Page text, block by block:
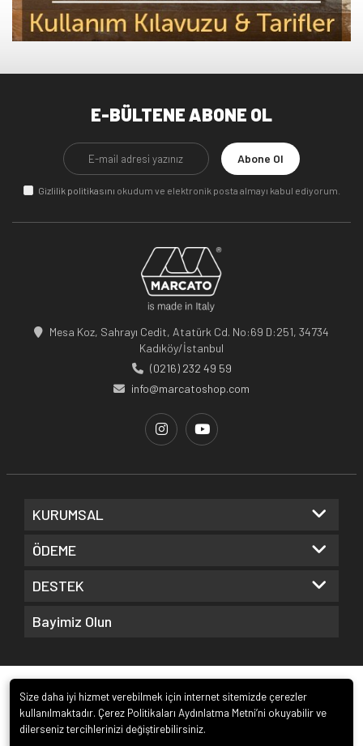
E-BÜLTENE ABONE OL
Abone Ol
Gizlilik politikasını okudum ve elektronik posta almayı kabul ediyorum.
Mesa Koz, Sahrayı Cedit, Atatürk Cd. No:69 D:251, 34734
Kadıköy/İstanbul
(0216) 232 49 59
info@marcatoshop.com
KURUMSAL
ÖDEME
DESTEK
Bayimiz Olun
Size daha iyi hizmet verebilmek için internet sitemizde çerezler
kullanılmaktadır. Çerez Politikaları Aydınlatma Metni’ni okuyabilir ve
dilerseniz tercihlerinizi değiştirebilirsiniz.